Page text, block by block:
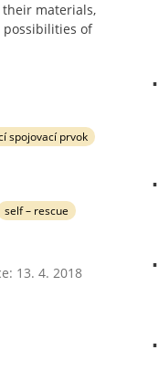
materials,
of
spojovací prvok
self – rescue
13. 4. 2018